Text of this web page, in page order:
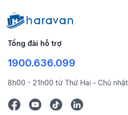
Tổng đài hỗ trợ
1900.636.099
8h00 - 21h00 từ Thứ Hai - Chủ nhật